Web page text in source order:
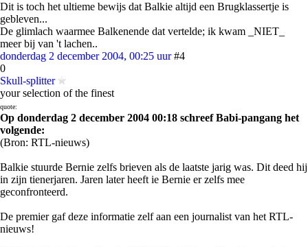
Dit is toch het ultieme bewijs dat Balkie altijd een Brugklassertje is
gebleven...
De glimlach waarmee Balkenende dat vertelde; ik kwam _NIET_
meer bij van 't lachen..
donderdag 2 december 2004, 00:25 uur #4
0
Skull-splitter
your selection of the finest
quote:
Op donderdag 2 december 2004 00:18 schreef Babi-pangang het
volgende:
(Bron: RTL-nieuws)
Balkie stuurde Bernie zelfs brieven als de laatste jarig was. Dit deed hij
in zijn tienerjaren. Jaren later heeft ie Bernie er zelfs mee
geconfronteerd.
De premier gaf deze informatie zelf aan een journalist van het RTL-
nieuws!